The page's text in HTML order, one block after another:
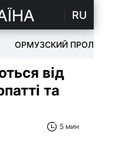
RU
ОРМУЗСКИЙ ПРОЛИВ
від
та
5 мин